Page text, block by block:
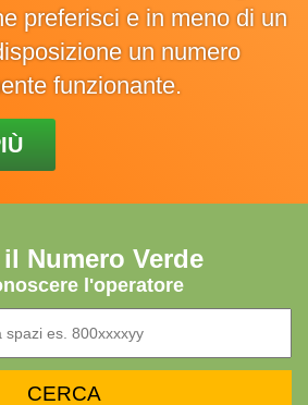
preferisci e in meno di un
un numero
funzionante.
il Numero Verde
l'operatore